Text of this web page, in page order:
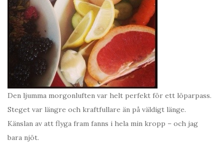
Den ljumma morgonluften var helt perfekt för ett löparpass.
Steget var längre och kraftfullare än på väldigt länge.
Känslan av att flyga fram fanns i hela min kropp – och jag
bara njöt.